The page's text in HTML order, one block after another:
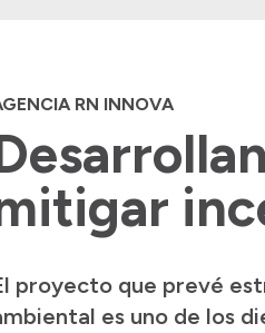
RN INNOVA
proyecto que prevé
es uno de los